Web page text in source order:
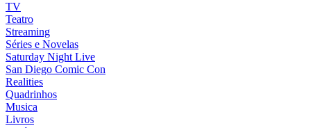
TV
Teatro
Streaming
Séries e Novelas
Saturday Night Live
San Diego Comic Con
Realities
Quadrinhos
Musica
Livros